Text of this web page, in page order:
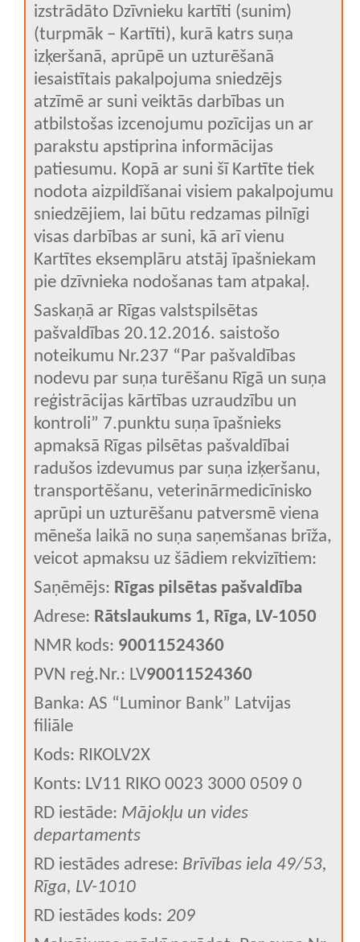
izstrādāto Dzīvnieku kartīti (sunim)
(turpmāk – Kartīti), kurā katrs suņa
izķeršanā, aprūpē un uzturēšanā
iesaistītais pakalpojuma sniedzējs
atzīmē ar suni veiktās darbības un
atbilstošas izcenojumu pozīcijas un ar
parakstu apstiprina informācijas
patiesumu. Kopā ar suni šī Kartīte tiek
nodota aizpildīšanai visiem pakalpojumu
sniedzējiem, lai būtu redzamas pilnīgi
visas darbības ar suni, kā arī vienu
Kartītes eksemplāru atstāj īpašniekam
pie dzīvnieka nodošanas tam atpakaļ.
Saskaņā ar Rīgas valstspilsētas
pašvaldības 20.12.2016. saistošo
noteikumu Nr.237 “Par pašvaldības
nodevu par suņa turēšanu Rīgā un suņa
reģistrācijas kārtības uzraudzību un
kontroli” 7.punktu suņa īpašnieks
apmaksā Rīgas pilsētas pašvaldībai
radušos izdevumus par suņa izķeršanu,
transportēšanu, veterinārmedicīnisko
aprūpi un uzturēšanu patversmē viena
mēneša laikā no suņa saņemšanas brīža,
veicot apmaksu uz šādiem rekvizītiem:
Saņēmējs: Rīgas pilsētas pašvaldība
Adrese: Rātslaukums 1, Rīga, LV-1050
NMR kods: 90011524360
PVN reģ.Nr.: LV90011524360
Banka: AS “Luminor Bank” Latvijas
filiāle
Kods: RIKOLV2X
Konts: LV11 RIKO 0023 3000 0509 0
RD iestāde: Mājokļu un vides
departaments
RD iestādes adrese: Brīvības iela 49/53,
Rīga, LV-1010
RD iestādes kods: 209